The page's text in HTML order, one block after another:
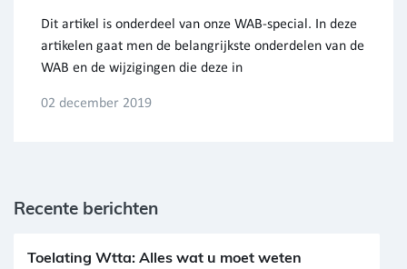
Dit artikel is onderdeel van onze WAB-special. In deze
artikelen gaat men de belangrijkste onderdelen van de
WAB en de wijzigingen die deze in
02 december 2019
Recente berichten
Toelating Wtta: Alles wat u moet weten